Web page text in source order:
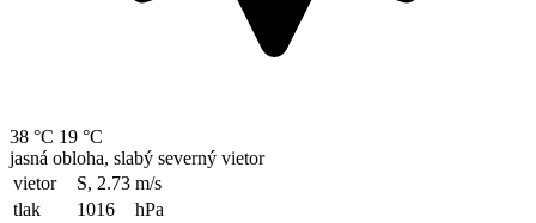
38 °C 19 °C
jasná obloha, slabý severný vietor
vietor
S, 2.73 m/s
tlak
1016
hPa